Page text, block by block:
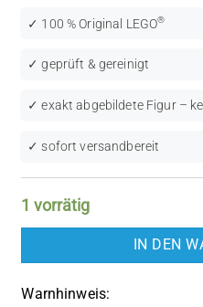
✓ 100 % Original LEGO®
✓ geprüft & gereinigt
✓ exakt abgebildete Figur –
✓ sofort versandbereit
1 vorrätig
IN DEN
Warnhinweis: